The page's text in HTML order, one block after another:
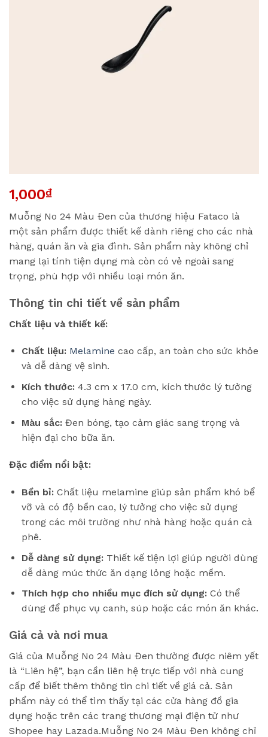
1,000₫
Muỗng No 24 Màu Đen của thương hiệu Fataco là
một sản phẩm được thiết kế dành riêng cho các nhà
hàng, quán ăn và gia đình. Sản phẩm này không chỉ
mang lại tính tiện dụng mà còn có vẻ ngoài sang
trọng, phù hợp với nhiều loại món ăn.
Thông tin chi tiết về sản phẩm
Chất liệu và thiết kế:
Chất liệu: Melamine cao cấp, an toàn cho sức khỏe
và dễ dàng vệ sinh.
Kích thước:4.3 cm x 17.0 cm, kích thước lý tưởng
cho việc sử dụng hàng ngày.
Màu sắc:Đen bóng, tạo cảm giác sang trọng và
hiện đại cho bữa ăn.
Đặc điểm nổi bật:
Bền bỉ:Chất liệu melamine giúp sản phẩm khó bể
vỡ và có độ bền cao, lý tưởng cho việc sử dụng
trong các môi trường như nhà hàng hoặc quán cà
phê.
Dễ dàng sử dụng:Thiết kế tiện lợi giúp người dùng
dễ dàng múc thức ăn dạng lỏng hoặc mềm.
Thích hợp cho nhiều mục đích sử dụng:Có thể
dùng để phục vụ canh, súp hoặc các món ăn khác.
Giá cả và nơi mua
Giá của Muỗng No 24 Màu Đen thường được niêm yết
là “Liên hệ”, bạn cần liên hệ trực tiếp với nhà cung
cấp để biết thêm thông tin chi tiết về giá cả. Sản
phẩm này có thể tìm thấy tại các cửa hàng đồ gia
dụng hoặc trên các trang thương mại điện tử như
Shopee hay Lazada.Muỗng No 24 Màu Đen không chỉ